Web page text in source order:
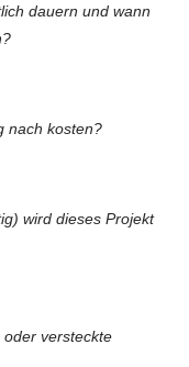
dauern und wann
nach kosten?
wird dieses Projekt
oder versteckte